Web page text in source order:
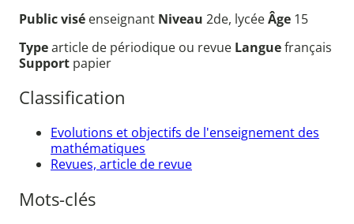
Public visé enseignant Niveau 2de, lycéeÂge 15
Typearticle de périodique ou revue Languefrançais
Support papier
Classification
Evolutions et objectifs de l'enseignement des
mathématiques
Revues, article de revue
Mots-clés